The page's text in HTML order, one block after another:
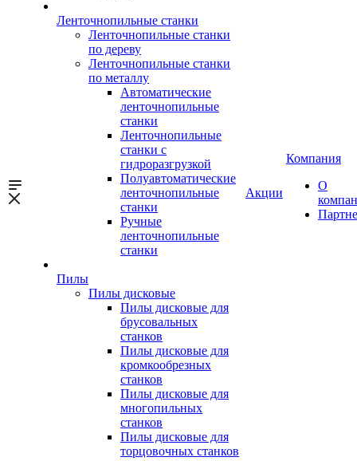
Ленточнопильные станки
Ленточнопильные станки
по дереву
Ленточнопильные станки
по металлу
Автоматические
ленточнопильные
станки
Ленточнопильные
станки с
гидроразгрузкой
Полуавтоматические
ленточнопильные
станки
Ручные
ленточнопильные
станки
Пилы
Пилы дисковые
Пилы дисковые для
брусовальных
станков
Пилы дисковые для
кромкообрезных
станков
Пилы дисковые для
многопильных
станков
Пилы дисковые для
торцовочных станков
Акции
Компания
О